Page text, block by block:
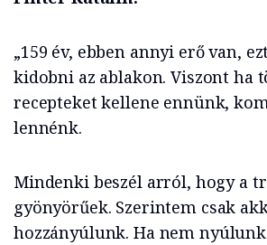
„159 év, ebben annyi erő van,
kidobni az ablakon. Viszont ha
recepteket kellene ennünk,
lennénk.
Mindenki beszél arról, hogy a
gyönyörűek. Szerintem csak
hozzányúlunk. Ha nem